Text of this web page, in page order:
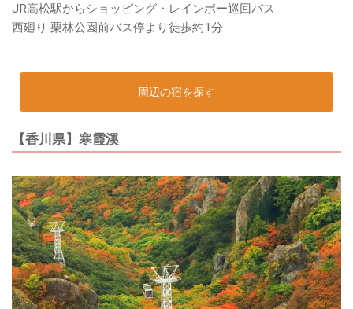
JR高松駅からショッピング・レインボー巡回バス
西廻り 栗林公園前バス停より徒歩約1分
周辺の宿を探す
【香川県】寒霞溪